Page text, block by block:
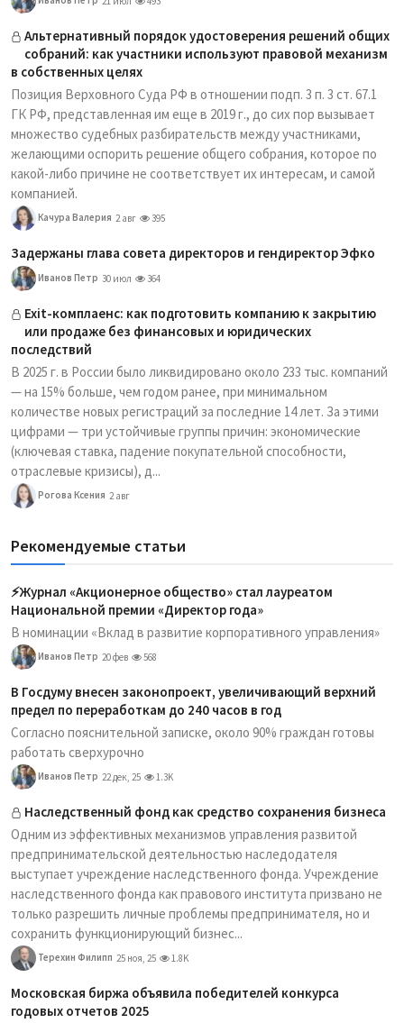
Альтернативный порядок удостоверения решений общих
собраний: как участники используют правовой механизм
в собственных целях
Позиция Верховного Суда РФ в отношении подп. 3 п. 3 ст. 67.1
ГК РФ, представленная им еще в 2019 г., до сих пор вызывает
множество судебных разбирательств между участниками,
желающими оспорить решение общего собрания, которое по
какой-либо причине не соответствует их интересам, и самой
компанией.
Качура Валерия 2 авг 395
Задержаны глава совета директоров и гендиректор Эфко
Иванов Петр 30 июл 364
Exit-комплаенс: как подготовить компанию к закрытию
или продаже без финансовых и юридических
последствий
В 2025 г. в России было ликвидировано около 233 тыс. компаний
— на 15% больше, чем годом ранее, при минимальном
количестве новых регистраций за последние 14 лет. За этими
цифрами — три устойчивые группы причин: экономические
(ключевая ставка, падение покупательной способности,
отраслевые кризисы), д...
Рогова Ксения 2 авг
Рекомендуемые статьи
⚡️Журнал «Акционерное общество» стал лауреатом
Национальной премии «Директор года»
В номинации «Вклад в развитие корпоративного управления»
Иванов Петр 20 фев 568
В Госдуму внесен законопроект, увеличивающий верхний
предел по переработкам до 240 часов в год
Согласно пояснительной записке, около 90% граждан готовы
работать сверхурочно
Иванов Петр 22 дек, 25 1.3K
Наследственный фонд как средство сохранения бизнеса
Одним из эффективных механизмов управления развитой
предпринимательской деятельностью наследодателя
выступает учреждение наследственного фонда. Учреждение
наследственного фонда как правового института призвано не
только разрешить личные проблемы предпринимателя, но и
сохранить функционирующий бизнес...
Терехин Филипп 25 ноя, 25 1.8K
Московская биржа объявила победителей конкурса
годовых отчетов 2025